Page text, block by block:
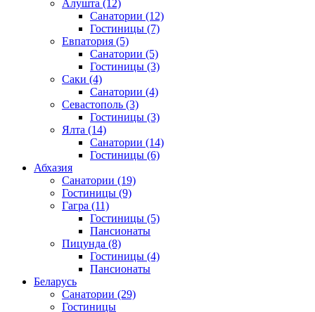
Алушта (12)
Санатории (12)
Гостиницы (7)
Евпатория (5)
Санатории (5)
Гостиницы (3)
Саки (4)
Санатории (4)
Севастополь (3)
Гостиницы (3)
Ялта (14)
Санатории (14)
Гостиницы (6)
Абхазия
Санатории (19)
Гостиницы (9)
Гагра (11)
Гостиницы (5)
Пансионаты
Пицунда (8)
Гостиницы (4)
Пансионаты
Беларусь
Санатории (29)
Гостиницы